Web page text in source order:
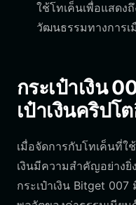
ใช้โทเค็นเพื่อแสด
วัฒนธรรมทางการเ
กระเป๋าเงิน
เป๋าเงินคริปโ
เมื่อจัดการกับโทเค็นที่ใ
เงินมีความสำคัญอย่างยิ่
กระเป๋าเงิน Bitget 007